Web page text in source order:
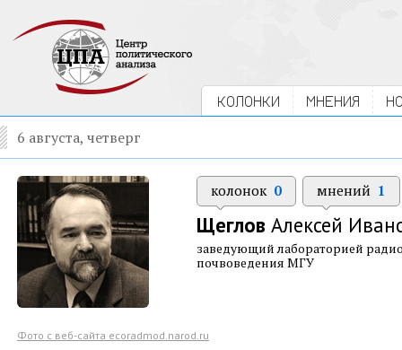
КОЛОНКИ МНЕНИЯ
6 августа, четверг
колонок 0 мнений 1
Щеглов Алексей
заведующий лабораторией
почвоведения МГУ
Фото с веб-сайта ecoradmod.narod.ru